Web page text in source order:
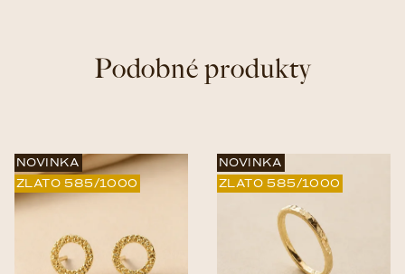
Podobné produkty
NOVINKA
ZLATO 585/1000
NOVINKA
ZLATO 585/1000